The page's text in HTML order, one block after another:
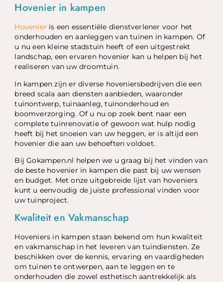
Hovenier in kampen
Hovenier is een essentiële dienstverlener voor het
onderhouden en aanleggen van tuinen in kampen. Of
u nu een kleine stadstuin heeft of een uitgestrekt
landschap, een ervaren hovenier kan u helpen bij het
realiseren van uw droomtuin.
In kampen zijn er diverse hoveniersbedrijven die een
breed scala aan diensten aanbieden, waaronder
tuinontwerp, tuinaanleg, tuinonderhoud en
boomverzorging. Of u nu op zoek bent naar een
complete tuinrenovatie of gewoon wat hulp nodig
heeft bij het snoeien van uw heggen, er is altijd een
hovenier die aan uw behoeften voldoet.
Bij Gokampen.nl helpen we u graag bij het vinden van
de beste hovenier in kampen die past bij uw wensen
en budget. Met onze uitgebreide lijst van hoveniers
kunt u eenvoudig de juiste professional vinden voor
uw tuinproject.
Kwaliteit en Vakmanschap
Hoveniers in kampen staan bekend om hun kwaliteit
en vakmanschap in het leveren van tuindiensten. Ze
beschikken over de kennis, ervaring en vaardigheden
om tuinen te ontwerpen, aan te leggen en te
onderhouden die zowel esthetisch aantrekkelijk als